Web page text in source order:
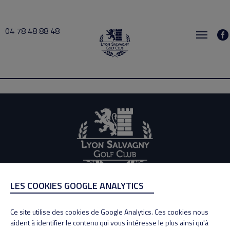
04 78 48 88 48
busy 2026-07-30 10:00 → 2026-07-30 10:30
ADRESSE
69890 La Tour de Salvagny
Tél : 04 78 48 88 48
LES COOKIES GOOGLE ANALYTICS
Ce site utilise des cookies de Google Analytics. Ces cookies nous
aident à identifier le contenu qui vous intéresse le plus ainsi qu'à